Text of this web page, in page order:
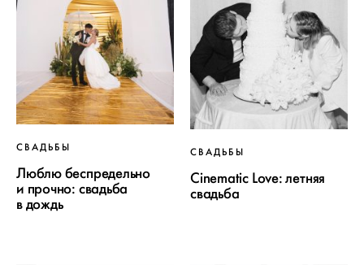
СВАДЬБЫ
Люблю беспредельно
и прочно: свадьба
в дождь
СВАДЬБЫ
Cinematic Love: летняя
свадьба